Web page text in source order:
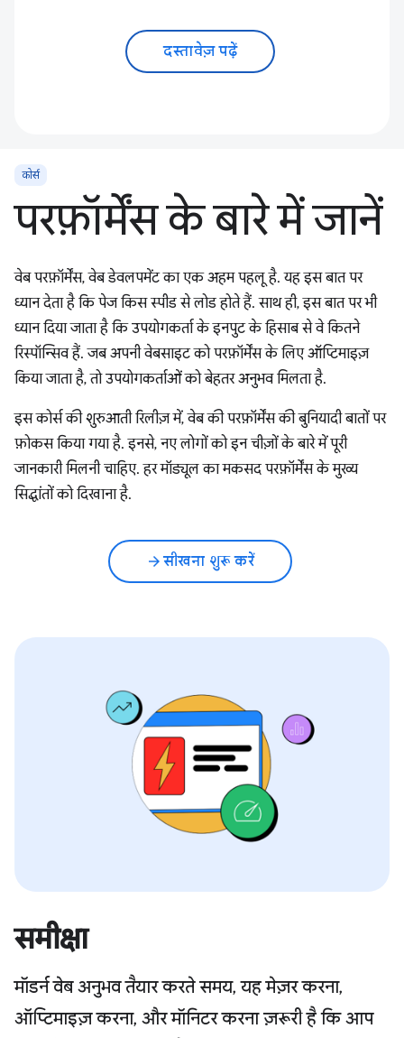
दस्तावेज़ पढ़ें
कोर्स
परफ़ॉर्मेंस के बारे में जानें
वेब परफ़ॉर्मेंस, वेब डेवलपमेंट का एक अहम पहलू है. यह इस बात पर
ध्यान देता है कि पेज किस स्पीड से लोड होते हैं. साथ ही, इस बात पर भी
ध्यान दिया जाता है कि उपयोगकर्ता के इनपुट के हिसाब से वे कितने
रिस्पॉन्सिव हैं. जब अपनी वेबसाइट को परफ़ॉर्मेंस के लिए ऑप्टिमाइज़
किया जाता है, तो उपयोगकर्ताओं को बेहतर अनुभव मिलता है.
इस कोर्स की शुरुआती रिलीज़ में, वेब की परफ़ॉर्मेंस की बुनियादी बातों पर
फ़ोकस किया गया है. इनसे, नए लोगों को इन चीज़ों के बारे में पूरी
जानकारी मिलनी चाहिए. हर मॉड्यूल का मकसद परफ़ॉर्मेंस के मुख्य
सिद्धांतों को दिखाना है.
arrow_forwardसीखना शुरू करें
समीक्षा
मॉडर्न वेब अनुभव तैयार करते समय, यह मेज़र करना,
ऑप्टिमाइज़ करना, और मॉनिटर करना ज़रूरी है कि आप